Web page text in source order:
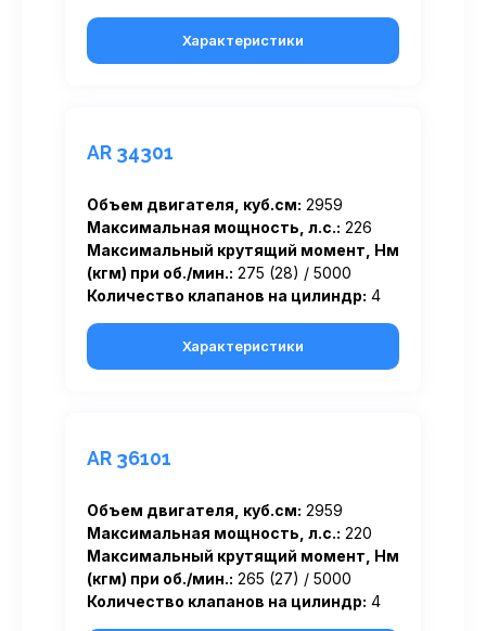
Характеристики
AR 34301
Объем двигателя, куб.см: 2959
Максимальная мощность, л.с.: 226
Максимальный крутящий момент, Нм
(кгм) при об./мин.: 275 (28) / 5000
Количество клапанов на цилиндр: 4
Характеристики
AR 36101
Объем двигателя, куб.см: 2959
Максимальная мощность, л.с.: 220
Максимальный крутящий момент, Нм
(кгм) при об./мин.: 265 (27) / 5000
Количество клапанов на цилиндр: 4